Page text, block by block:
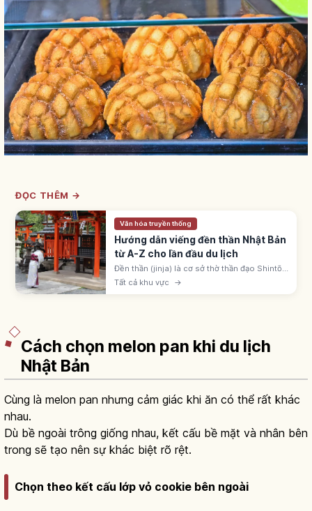
ĐỌC THÊM →
Văn hóa truyền thống
Hướng dẫn viếng đền thần Nhật Bản
từ A-Z cho lần đầu du lịch
Đền thần (jinja) là cơ sở thờ thần đạo Shintō
Nhật, khoảng 80.000 ngôi. Nhận biết qua
cổng torii; quy trình: torii, temizuya, ni-rei ni-
Tất cả khu vực →
Cách chọn melon pan khi du lịch
Nhật Bản
Cùng là melon pan nhưng cảm giác khi ăn có thể rất khác
nhau.
Dù bề ngoài trông giống nhau, kết cấu bề mặt và nhân bên
trong sẽ tạo nên sự khác biệt rõ rệt.
Chọn theo kết cấu lớp vỏ cookie bên ngoài